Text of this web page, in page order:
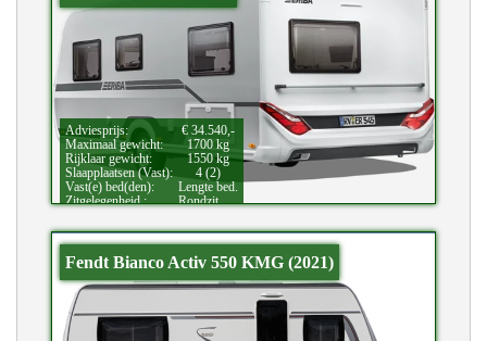
Adviesprijs:
€ 34.540,-
Maximaal gewicht:
1700 kg
Rijklaar gewicht:
1550 kg
Slaapplaatsen (Vast):
4 (2)
Vast(e) bed(den):
Lengte bed.
Zitgelegenheid.:
Rondzit.
Fendt Bianco Activ 550 KMG (2021)